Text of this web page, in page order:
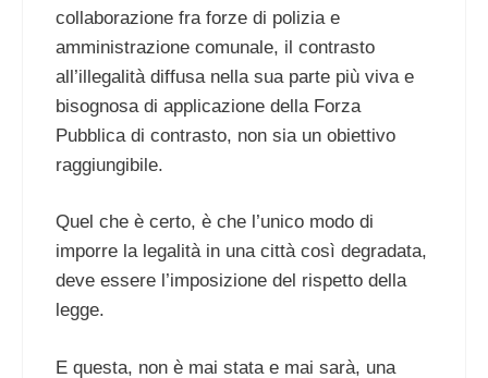
collaborazione fra forze di polizia e
amministrazione comunale, il contrasto
all’illegalità diffusa nella sua parte più viva e
bisognosa di applicazione della Forza
Pubblica di contrasto, non sia un obiettivo
raggiungibile.
Quel che è certo, è che l’unico modo di
imporre la legalità in una città così degradata,
deve essere l’imposizione del rispetto della
legge.
E questa, non è mai stata e mai sarà, una